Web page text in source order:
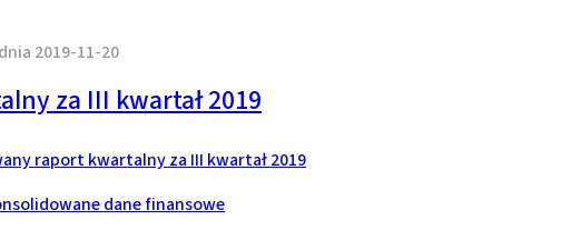
2019-11-20
za III kwartał 2019
raport kwartalny za III kwartał 2019
dane finansowe